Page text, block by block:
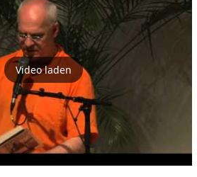
Video laden